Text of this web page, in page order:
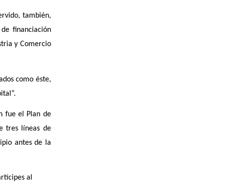
también,
financiación
y Comercio
como éste,
fue el Plan de
tres líneas de
antes de la
al